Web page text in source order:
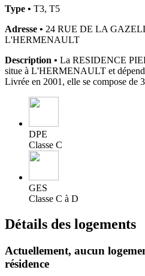
Type • T3, T5
Adresse • 24 RUE DE LA
L'HERMENAULT
Description • La RESIDENCE
situe à L'HERMENAULT et dépend
Livrée en 2001, elle se compose de
DPE
Classe C
GES
Classe C à D
Détails des logements
Actuellement, aucun
résidence